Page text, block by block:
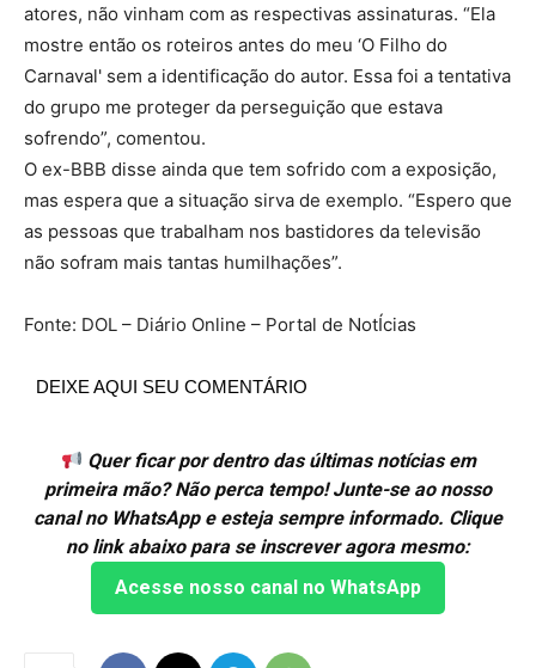
atores, não vinham com as respectivas assinaturas. “Ela
mostre então os roteiros antes do meu ‘O Filho do
Carnaval' sem a identificação do autor. Essa foi a tentativa
do grupo me proteger da perseguição que estava
sofrendo”, comentou.
O ex-BBB disse ainda que tem sofrido com a exposição,
mas espera que a situação sirva de exemplo. “Espero que
as pessoas que trabalham nos bastidores da televisão
não sofram mais tantas humilhações”.
Fonte: DOL – Diário Online – Portal de NotÍcias
DEIXE AQUI SEU COMENTÁRIO
Quer ficar por dentro das últimas notícias em
primeira mão? Não perca tempo! Junte-se ao nosso
canal no WhatsApp e esteja sempre informado. Clique
no link abaixo para se inscrever agora mesmo:
Acesse nosso canal no WhatsApp